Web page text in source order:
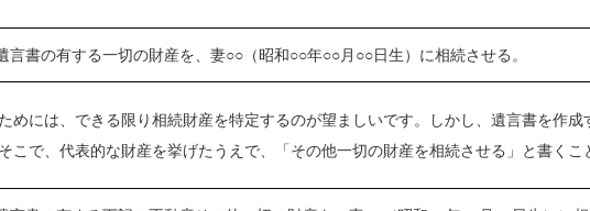
言書の有する一切の財産を 、妻○○（昭和○○年○○月○○日生）に相続させる。
めには、できる限り相続財産を特定するのが望ましいです。しかし、遺言書を作
こで、代表的な財産を挙げたうえで、「その他一切の財産を相続させる」と書くこ